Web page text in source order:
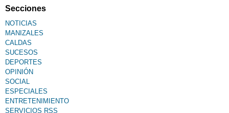
Secciones
NOTICIAS
MANIZALES
CALDAS
SUCESOS
DEPORTES
OPINIÓN
SOCIAL
ESPECIALES
ENTRETENIMIENTO
SERVICIOS RSS